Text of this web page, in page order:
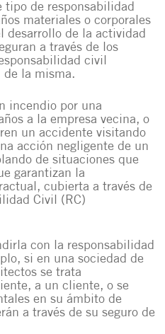
tipo de responsabilidad
materiales o corporales
desarrollo de la actividad
a través de los
civil
de la misma.
incendio por una
a la empresa vecina, o
un accidente visitando
acción negligente de un
de situaciones que
garantizan la
cubierta a través de
Civil (RC)
con la responsabilidad
si en una sociedad de
se trata
a un cliente, o se
en su ámbito de
a través de su seguro de